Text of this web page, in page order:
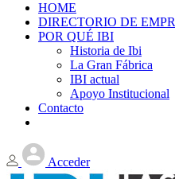
HOME
DIRECTORIO DE
POR QUÉ IBI
Historia de Ibi
La Gran Fábrica
IBI actual
Apoyo Institucional
Contacto
Acceder